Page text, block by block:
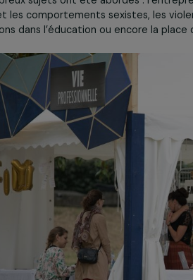
combat contre les inégalités reste
Les quatre jours de festival ont été
nombreux sujets ont été abordés :
rue et les comportements sexistes,
garçons dans l’éducation ou